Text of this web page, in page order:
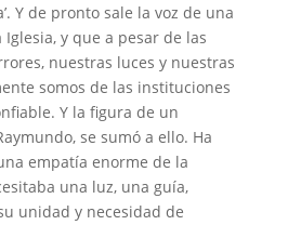
Y de pronto sale la voz de una
y que a pesar de las
nuestras luces y nuestras
somos de las instituciones
Y la figura de un
se sumó a ello. Ha
empatía enorme de la
una luz, una guía,
unidad y necesidad de